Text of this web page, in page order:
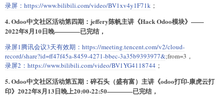
录屏： https://www.bilibili.com/video/BV1xv4y1F71k ；
4. Odoo中文社区活动第四期：jeffery陈帆主讲《Hack Odoo模块》——
2022年8月10日晚————已完结，
录屏1腾讯会议3天有效期： https://meeting.tencent.com/v2/cloud-
record/share?id=ff47f45a-8459-4271-bbec-3a35b9393977&;from=3，
录屏2： https://www.bilibili.com/video/BV1YG4118744 ；
5. Odoo中文社区活动第五期：碎石头（盛有富）主讲《odoo打印-康虎云打
印》2022年8月13日晚上20:00-22:50————已完结，